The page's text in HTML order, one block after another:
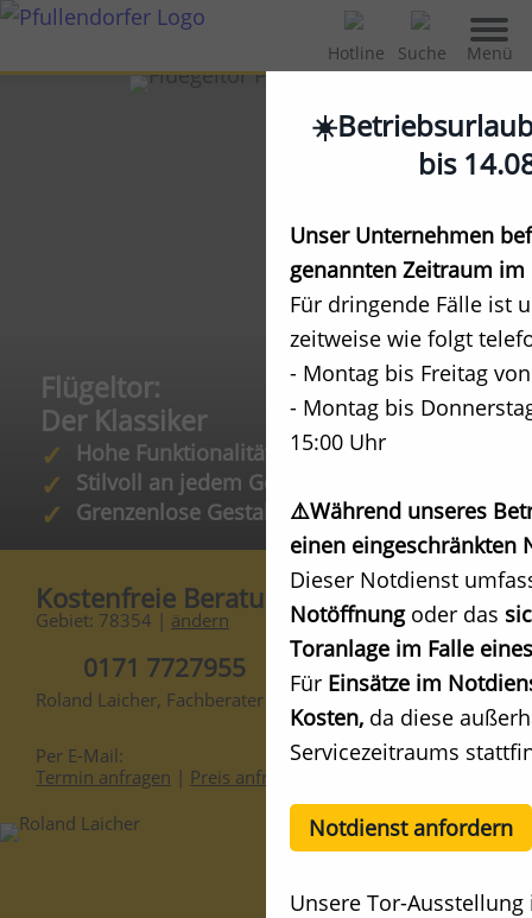
Hotline Suche Menü
Flügeltor:
Der Klassiker
Hohe Funktionalität
Stilvoll an jedem Gebäude
Grenzenlose Gestaltungsmöglichkeiten
Kostenfreie Beratung
Gebiet: 78354 | ändern
0171 7727955
Roland Laicher, Fachberater
Per E-Mail:
Termin anfragen | Preis anfragen
bis
Unser Unternehmen
genannten Zeitraum
Für dringende Fälle ist
zeitweise wie folgt
- Montag bis Freitag
- Montag bis
15:00 Uhr
⚠️Während unseres
einen eingeschränkten
Dieser Notdienst
Notöffnung oder das
Toranlage im Falle
Für Einsätze im
Kosten, da diese
Servicezeitraums
Notdienst anfordern
Unsere Tor-